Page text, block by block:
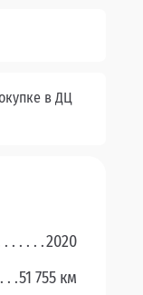
в ДЦ
2020
51 755 км